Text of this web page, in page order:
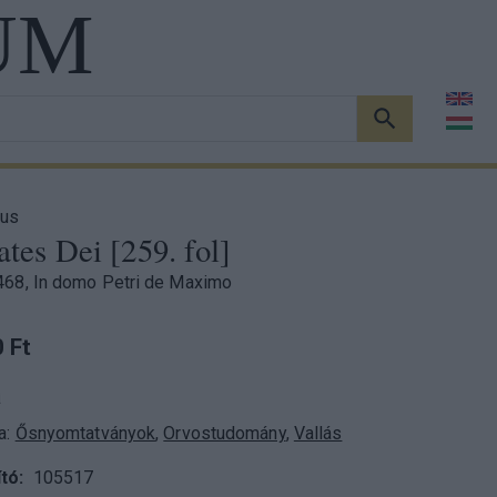
KERESÉS
Dei [259. fol]
In domo Petri de Maximo
Ft
Ősnyomtatványok, Orvostudomány, Vallás
105517